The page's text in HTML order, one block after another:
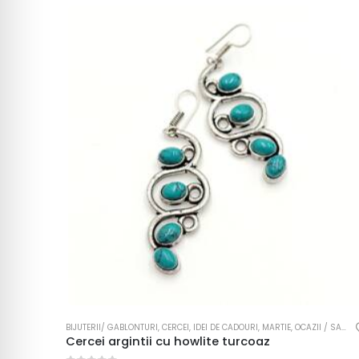
BIJUTERII/ GABLONTURI, CERCEI, IDEI DE CADOURI, MARTIE, OCAZII / SARBATORI
Cercei argintii cu howlite turcoaz